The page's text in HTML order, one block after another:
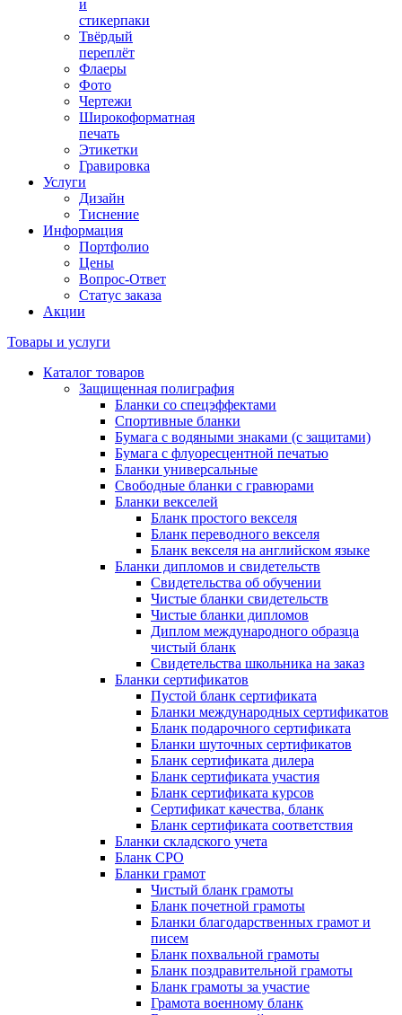
и
стикерпаки
Твёрдый
переплёт
Флаеры
Фото
Чертежи
Широкоформатная
печать
Этикетки
Гравировка
Услуги
Дизайн
Тиснение
Информация
Портфолио
Цены
Вопрос-Ответ
Статус заказа
Акции
Товары и услуги
Каталог товаров
Защищенная полиграфия
Бланки со спецэффектами
Спортивные бланки
Бумага с водяными знаками (с защитами)
Бумага с флуоресцентной печатью
Бланки универсальные
Свободные бланки с гравюрами
Бланки векселей
Бланк простого векселя
Бланк переводного векселя
Бланк векселя на английском языке
Бланки дипломов и свидетельств
Свидетельства об обучении
Чистые бланки свидетельств
Чистые бланки дипломов
Диплом международного образца
чистый бланк
Свидетельства школьника на заказ
Бланки сертификатов
Пустой бланк сертификата
Бланки международных сертификатов
Бланк подарочного сертификата
Бланки шуточных сертификатов
Бланк сертификата дилера
Бланк сертификата участия
Бланк сертификата курсов
Сертификат качества, бланк
Бланк сертификата соответствия
Бланки складского учета
Бланк СРО
Бланки грамот
Чистый бланк грамоты
Бланк почетной грамоты
Бланки благодарственных грамот и
писем
Бланк похвальной грамоты
Бланк поздравительной грамоты
Бланк грамоты за участие
Грамота военному бланк